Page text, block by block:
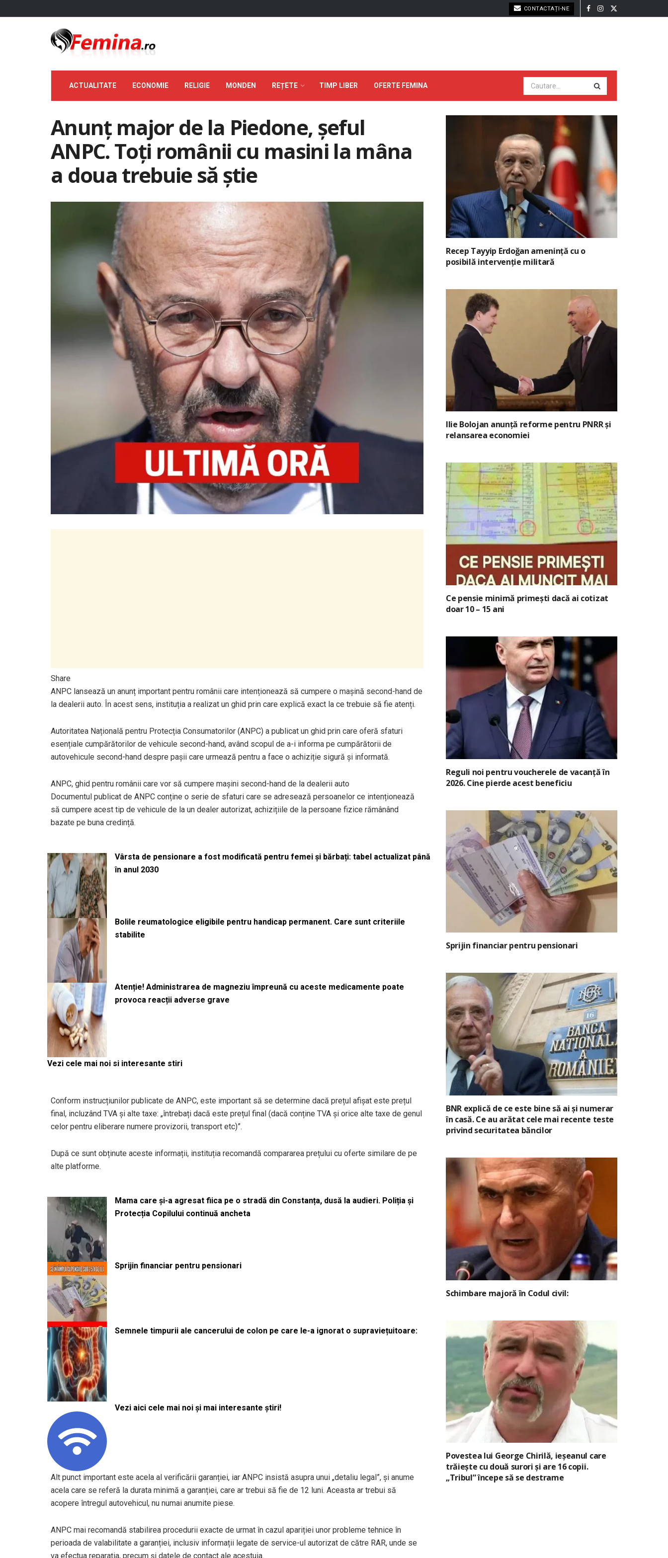
CONTACTAȚI-NE
ACTUALITATE ECONOMIE RELIGIE MONDEN REȚETE TIMP LIBER OFERTE FEMINA
Anunț major de la Piedone, șeful
ANPC. Toți românii cu masini la mâna
a doua trebuie să știe
Share
ANPC lansează un anunț important pentru românii care intenționează să cumpere o mașină second-hand de
la dealerii auto. În acest sens, instituția a realizat un ghid prin care explică exact la ce trebuie să fie atenți.
Autoritatea Națională pentru Protecția Consumatorilor (ANPC) a publicat un ghid prin care oferă sfaturi
esențiale cumpărătorilor de vehicule second-hand, având scopul de a-i informa pe cumpărătorii de
autovehicule second-hand despre pașii care urmează pentru a face o achiziție sigură și informată.
ANPC, ghid pentru românii care vor să cumpere mașini second-hand de la dealerii auto
Documentul publicat de ANPC conține o serie de sfaturi care se adresează persoanelor ce intenționează
să cumpere acest tip de vehicule de la un dealer autorizat, achizițiile de la persoane fizice rămânând
bazate pe buna credință.
Vârsta de pensionare a fost modificată pentru femei și bărbați: tabel actualizat până
în anul 2030
Bolile reumatologice eligibile pentru handicap permanent. Care sunt criteriile
stabilite
Atenție! Administrarea de magneziu împreună cu aceste medicamente poate
provoca reacții adverse grave
Vezi cele mai noi si interesante stiri
Conform instrucțiunilor publicate de ANPC, este important să se determine dacă prețul afișat este prețul
final, incluzând TVA și alte taxe: „întrebați dacă este prețul final (dacă conține TVA și orice alte taxe de genul
celor pentru eliberare numere provizorii, transport etc)”.
După ce sunt obținute aceste informații, instituția recomandă compararea prețului cu oferte similare de pe
alte platforme.
Mama care și-a agresat fiica pe o stradă din Constanța, dusă la audieri. Poliția și
Protecția Copilului continuă ancheta
Sprijin financiar pentru pensionari
Semnele timpurii ale cancerului de colon pe care le-a ignorat o supraviețuitoare:
Vezi aici cele mai noi și mai interesante știri!
Alt punct important este acela al verificării garanției, iar ANPC insistă asupra unui „detaliu legal”, și anume
acela care se referă la durata minimă a garanției, care ar trebui să fie de 12 luni. Aceasta ar trebui să
acopere întregul autovehicul, nu numai anumite piese.
ANPC mai recomandă stabilirea procedurii exacte de urmat în cazul apariției unor probleme tehnice în
perioada de valabilitate a garanției, inclusiv informații legate de service-ul autorizat de către RAR, unde se
va efectua reparația, precum și datele de contact ale acestuia.
Recep Tayyip Erdoğan amenință cu o
posibilă intervenție militară
Ilie Bolojan anunță reforme pentru PNRR și
relansarea economiei
Ce pensie minimă primești dacă ai cotizat
doar 10 – 15 ani
Reguli noi pentru voucherele de vacanță în
2026. Cine pierde acest beneficiu
Sprijin financiar pentru pensionari
BNR explică de ce este bine să ai și numerar
în casă. Ce au arătat cele mai recente teste
privind securitatea băncilor
Schimbare majoră în Codul civil:
Povestea lui George Chirilă, ieșeanul care
trăiește cu două surori și are 16 copii.
„Tribul” începe să se destrame